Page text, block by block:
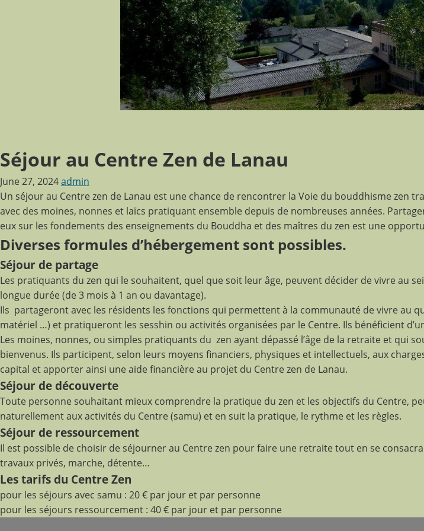
Séjour au Centre Zen de Lanau
June 27, 2024admin
Un séjour au Centre zen de Lanau est une chance de rencontrer la Voie du bouddhisme zen
avec des moines, nonnes et laïcs pratiquant ensemble depuis de nombreuses années.
eux sur les fondements des enseignements du Bouddha et des maîtres du zen est une
Diverses formules d’hébergement sont possibles.
Séjour de partage
Les pratiquants du zen qui le souhaitent, quel que soit leur âge, peuvent décider de vivre au
longue durée (de 3 mois à 1 an ou davantage).
Ils partageront avec les résidents les fonctions qui permettent à la communauté de vivre au
matériel …) et pratiqueront les sesshin ou activités organisées par le Centre. Ils bénéficient
Les moines, nonnes, ou simples pratiquants du zen ayant dépassé l’âge de la retraite et qui
bienvenus. Ils participent, selon leurs moyens financiers, physiques et intellectuels, aux
capital et apporter ainsi une aide financière au projet du Centre zen de Lanau.
Séjour de découverte
Toute personne souhaitant mieux comprendre la pratique du zen et les objectifs du Centre,
naturellement aux activités du Centre (samu) et en suit la pratique, le rythme et les règles.
Séjour de ressourcement
Il est possible de choisir de séjourner au Centre zen pour faire une retraite tout en se
travaux privés, marche, détente…
Les tarifs du Centre Zen
pour les séjours avec samu : 20 € par jour et par personne
pour les séjours ressourcement : 40 € par jour et par personne